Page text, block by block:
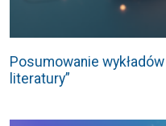
Posumowanie
literatury”